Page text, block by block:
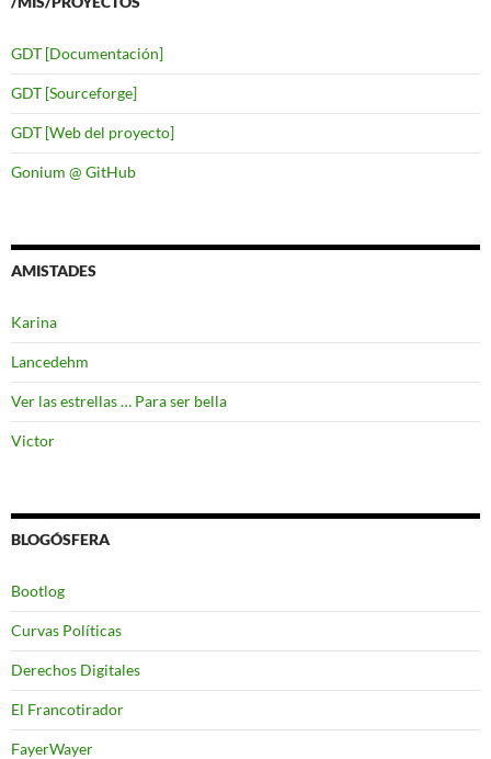
GDT [Documentación]
GDT [Sourceforge]
GDT [Web del proyecto]
Gonium @ GitHub
AMISTADES
Karina
Lancedehm
Ver las estrellas … Para ser bella
Victor
BLOGÓSFERA
Bootlog
Curvas Políticas
Derechos Digitales
El Francotirador
FayerWayer